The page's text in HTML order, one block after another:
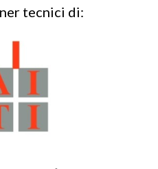
tecnici di: